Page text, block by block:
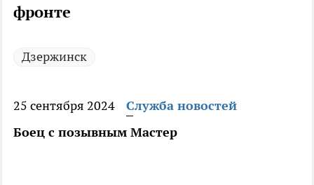
фронте
Дзержинск
25 сентября 2024
Служба новостей
Боец с позывным Мастер